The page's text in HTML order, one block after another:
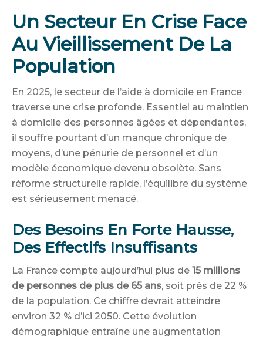
Un Secteur En Crise Face
Au Vieillissement De La
Population
En 2025, le secteur de l’aide à domicile en France
traverse une crise profonde. Essentiel au maintien
à domicile des personnes âgées et dépendantes,
il souffre pourtant d’un manque chronique de
moyens, d’une pénurie de personnel et d’un
modèle économique devenu obsolète. Sans
réforme structurelle rapide, l’équilibre du système
est sérieusement menacé.
Des Besoins En Forte Hausse,
Des Effectifs Insuffisants
La France compte aujourd’hui plus de 15 millions
de personnes de plus de 65 ans, soit près de 22 %
de la population. Ce chiffre devrait atteindre
environ 32 % d’ici 2050. Cette évolution
démographique entraîne une augmentation